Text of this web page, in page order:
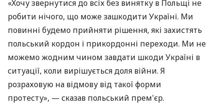
«Хочу звернутися до всіх без винятку в Польщі не
робити нічого, що може зашкодити Україні. Ми
повинні будемо прийняти рішення, які захистять
польський кордон і прикордонні переходи. Ми не
можемо жодним чином завдати шкоди Україні в
ситуації, коли вирішується доля війни. Я
розраховую на відмову від такої форми
протесту», — сказав польський прем'єр.